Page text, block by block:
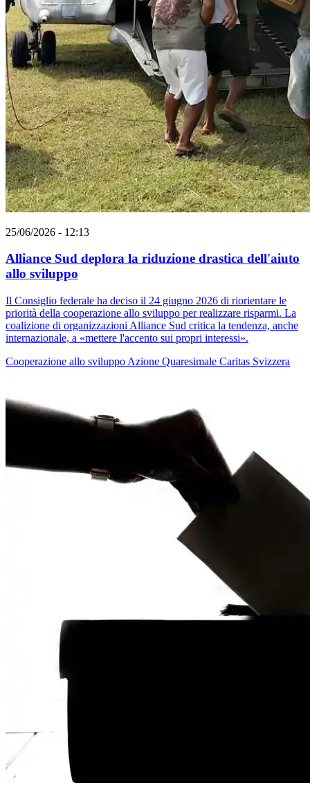
25/06/2026 - 12:13
Alliance Sud deplora la riduzione drastica dell'aiuto
allo sviluppo
Il Consiglio federale ha deciso il 24 giugno 2026 di riorientare le
priorità della cooperazione allo sviluppo per realizzare risparmi. La
coalizione di organizzazioni Alliance Sud critica la tendenza, anche
internazionale, a «mettere l'accento sui propri interessi».
Cooperazione allo sviluppo Azione Quaresimale Caritas Svizzera